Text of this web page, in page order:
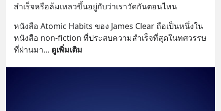
สำเร็จหรือล้มเหลวขึ้นอยู่กับว่าเราวัดกันตอนไหน
หนังสือ Atomic Habits ของ James Clear ถือเป็นหนึ่งใน
หนังสือ non-fiction ที่ประสบความสำเร็จที่สุดในทศวรรษ
ที่ผ่านมา... ดูเพิ่มเติม